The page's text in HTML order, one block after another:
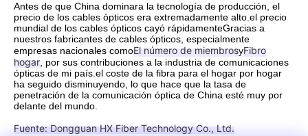
Antes de que China dominara la tecnología de producción, el
precio de los cables ópticos era extremadamente alto.el precio
mundial de los cables ópticos cayó rápidamenteGracias a
nuestros fabricantes de cables ópticos, especialmente
empresas nacionales comoEl número de miembrosyFibro
hogar , por sus contribuciones a la industria de comunicaciones
ópticas de mi país.el coste de la fibra para el hogar por hogar
ha seguido disminuyendo, lo que hace que la tasa de
penetración de la comunicación óptica de China esté muy por
delante del mundo.
Fuente: Dongguan HX Fiber Technology Co., Ltd.